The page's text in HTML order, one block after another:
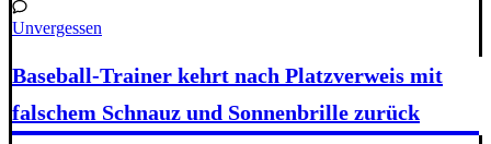
Unvergessen
Baseball-Trainer kehrt nach Platzverweis mit
falschem Schnauz und Sonnenbrille zurück